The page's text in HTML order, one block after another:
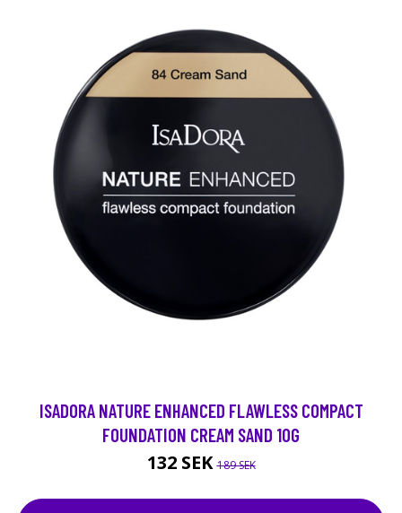
ISADORA NATURE ENHANCED FLAWLESS COMPACT
FOUNDATION CREAM SAND 10G
132 SEK189 SEK